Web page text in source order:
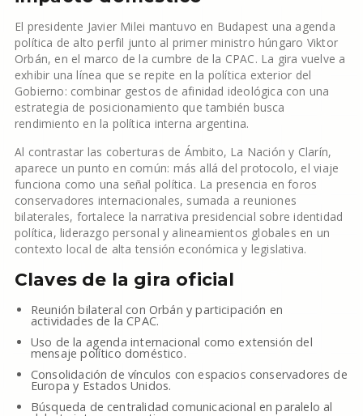
El presidente Javier Milei mantuvo en Budapest una agenda
política de alto perfil junto al primer ministro húngaro Viktor
Orbán, en el marco de la cumbre de la CPAC. La gira vuelve a
exhibir una línea que se repite en la política exterior del
Gobierno: combinar gestos de afinidad ideológica con una
estrategia de posicionamiento que también busca
rendimiento en la política interna argentina.
Al contrastar las coberturas de Ámbito, La Nación y Clarín,
aparece un punto en común: más allá del protocolo, el viaje
funciona como una señal política. La presencia en foros
conservadores internacionales, sumada a reuniones
bilaterales, fortalece la narrativa presidencial sobre identidad
política, liderazgo personal y alineamientos globales en un
contexto local de alta tensión económica y legislativa.
Claves de la gira oficial
Reunión bilateral con Orbán y participación en
actividades de la CPAC.
Uso de la agenda internacional como extensión del
mensaje político doméstico.
Consolidación de vínculos con espacios conservadores de
Europa y Estados Unidos.
Búsqueda de centralidad comunicacional en paralelo al